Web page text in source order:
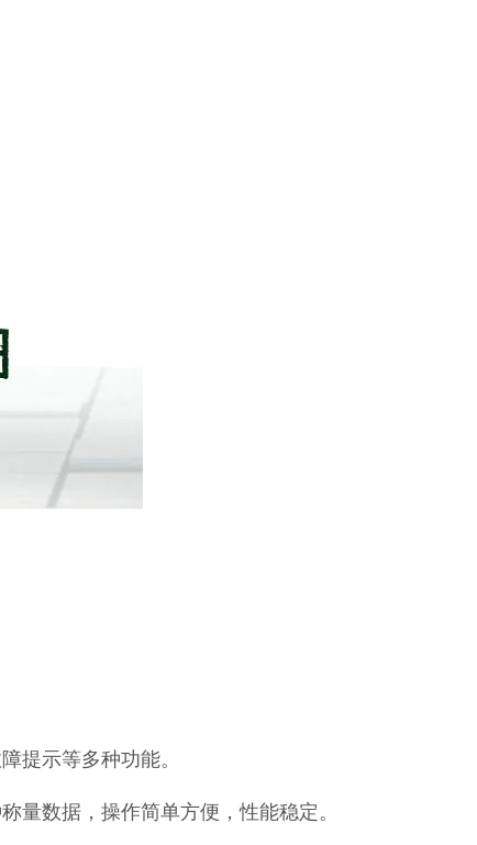
提示等多种功能。
数据，操作简单方便，性能稳定。